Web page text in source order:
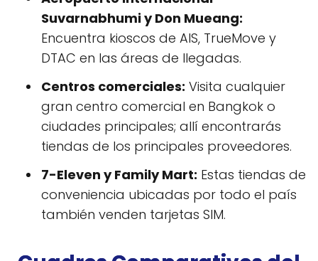
Suvarnabhumi y Don Mueang:
Encuentra kioscos de AIS, TrueMove y
DTAC en las áreas de llegadas.
Centros comerciales: Visita cualquier
gran centro comercial en Bangkok o
ciudades principales; allí encontrarás
tiendas de los principales proveedores.
7-Eleven y Family Mart: Estas tiendas de
conveniencia ubicadas por todo el país
también venden tarjetas SIM.